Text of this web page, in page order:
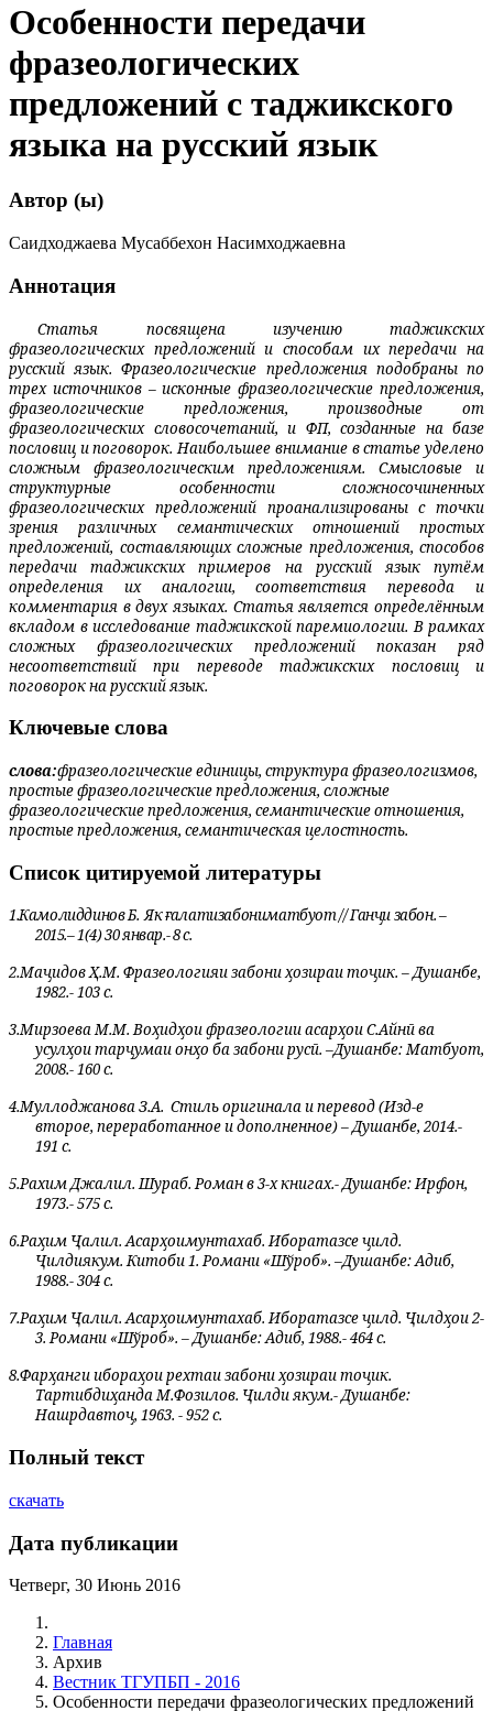
Особенности передачи
фразеологических
предложений с таджикского
языка на русский язык
Автор (ы)
Саидходжаева Мусаббехон Насимходжаевна
Аннотация
Статья посвящена изучению таджикских
фразеологических предложений и способам их передачи на
русский язык. Фразеологические предложения подобраны по
трех источников – исконные фразеологические предложения,
фразеоло­гические предложения, производные от
фразеологических словосочетаний, и ФП, созданные на базе
пословиц и поговорок. Наибольшее внимание в статье уделено
сложным фразео­логическим предложениям. Смысловые и
структурные особенности сложносочиненных
фразеологических предложений проанали­зированы с точки
зрения различных семанти­ческих отношений простых
предложений, составляющих сложные предложения, способов
передачи таджикских примеров на русский язык путём
определения их аналогии, соответствия перевода и
комментария в двух языках. Статья является определённым
вкладом в исследование таджикской паремиологии. В рамках
сложных фразеологических предложений показан ряд
несоответствий при переводе таджикских пословиц и
поговорок на русский язык.
Ключевые слова
слова:фразеологические единицы, структура фразеологизмов,
простые фразеологические предложения, сложные
фразеологические предложения, семантические отношения,
простые предложения, семантическая целостность.
Список цитируемой литературы
1.Камолиддинов Б. Якғалатизабониматбуот//Ганҷи забон. –
2015.– 1(4) 30 январ.- 8 с.
2.Маҷидов Ҳ.М. Фразеологияи забони ҳозираи тоҷик. – Душанбе,
1982.- 103 с.
3.Мирзоева М.М. Воҳидҳои фразеологии асарҳои С.Айнӣ ва
усулҳои тарҷумаи онҳо ба забони русӣ. –Душанбе: Матбуот,
2008.-160 с.
4.Муллоджанова З.А. Стиль оригинала и перевод (Изд-е
второе, переработанное и дополненное) – Душанбе, 2014.-
191 с.
5.Рахим Джалил. Шураб. Роман в 3-х книгах.- Душанбе: Ирфон,
1973.- 575 с.
6.Раҳим Ҷалил. Асарҳоимунтахаб.Иборатазсеҷилд.
Ҷилдиякум. Китоби 1. Романи «Шўроб». –Душанбе:Адиб,
1988.- 304 с.
7.Раҳим Ҷалил. Асарҳоимунтахаб.Иборатазсеҷилд. Ҷилдҳои 2-
3.Романи «Шўроб». – Душанбе: Адиб, 1988.- 464 с.
8.Фарҳанги ибораҳои рехтаи забони ҳозираи тоҷик.
Тартибдиҳанда М.Фозилов. Ҷилди якум.- Душанбе:
Нашрдавтоҷ, 1963. - 952 с.
Полный текст
скачать
Дата публикации
Четверг, 30 Июнь 2016
Главная
Архив
Вестник ТГУПБП - 2016
Особенности передачи фразеологических предложений